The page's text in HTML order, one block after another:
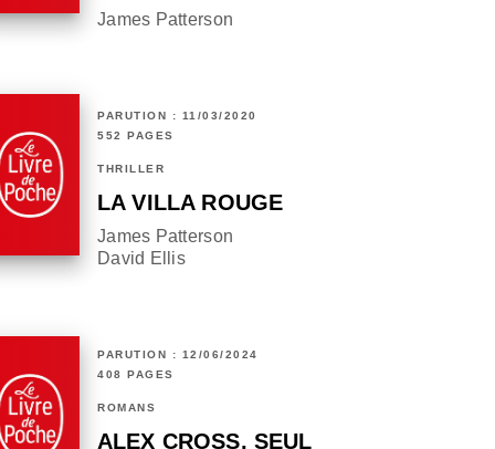
James Patterson
PARUTION : 11/03/2020
552 PAGES
THRILLER
LA VILLA ROUGE
James Patterson
David Ellis
PARUTION : 12/06/2024
408 PAGES
ROMANS
ALEX CROSS, SEUL